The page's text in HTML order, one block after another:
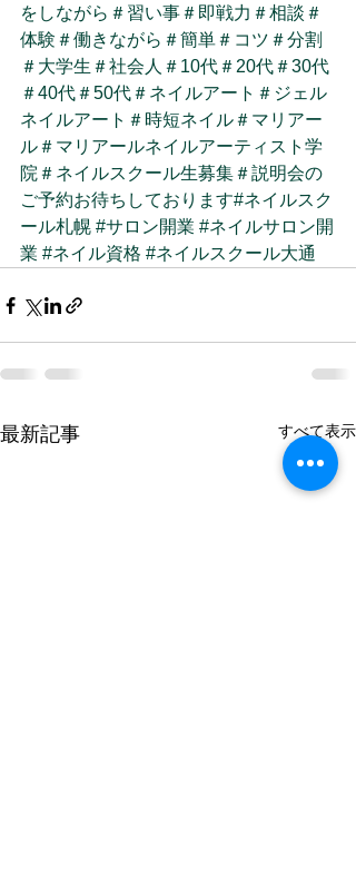
をしながら ＃習い事＃即戦力 ＃相談 ＃
体験 ＃働きながら ＃簡単＃コツ ＃分割
＃大学生 ＃社会人 ＃10代＃20代＃30代
＃40代＃50代＃ネイルアート ＃ジェル
ネイルアート ＃時短ネイル＃マリアー
ル＃マリアールネイルアーティスト学
院 ＃ネイルスクール生募集＃説明会の
ご予約お待ちしております#ネイルスク
ール札幌 #サロン開業 #ネイルサロン開
業 #ネイル資格 #ネイルスクール大通
最新記事 すべて表示